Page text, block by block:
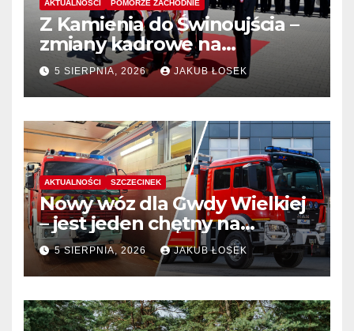
AKTUALNOŚCI POMORZE ZACHODNIE
Z Kamienia do Świnoujścia –
zmiany kadrowe na
stanowiskach komendantów
5 SIERPNIA, 2026 JAKUB ŁOSEK
AKTUALNOŚCI SZCZECINEK
Nowy wóz dla Gwdy Wielkiej
– jest jeden chętny na
dostawę
5 SIERPNIA, 2026 JAKUB ŁOSEK